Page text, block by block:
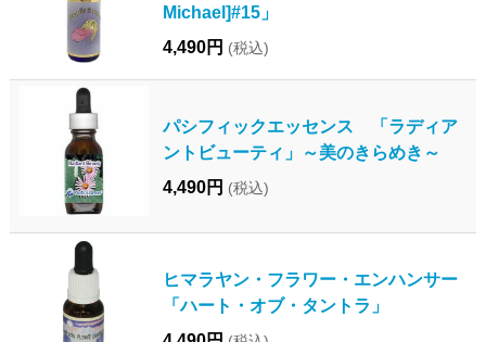
Michael]#15」
4,490円 (税込)
パシフィックエッセンス 「ラディア
ントビューティ」～美のきらめき～
4,490円 (税込)
ヒマラヤン・フラワー・エンハンサー
「ハート・オブ・タントラ」